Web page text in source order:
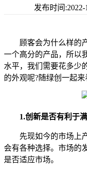
发布时间:2022-
顾客会为什么样的产
一个高分的产品，所以
水平，我们需要花多少
的外观呢?随绿创一起来
1.创新是否有利于
先现如今的市场上产
会有各种选择。市场的
是否适应市场。